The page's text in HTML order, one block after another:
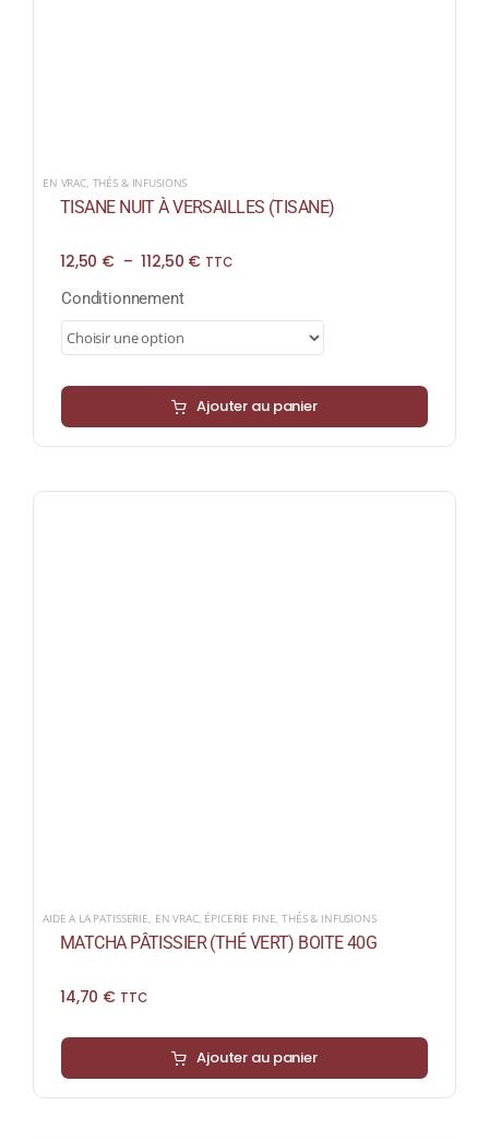
EN VRAC, THÉS & INFUSIONS
TISANE NUIT À VERSAILLES (TISANE)
12,50 € – 112,50 €Plage
TTC
Conditionnement
Ajouter au panier
AIDE A LA PATISSERIE, EN VRAC, ÉPICERIE FINE,THÉS & INFUSIONS
MATCHA PÂTISSIER (THÉ VERT) BOITE 40G
14,70 € TTC
Ajouter au panier